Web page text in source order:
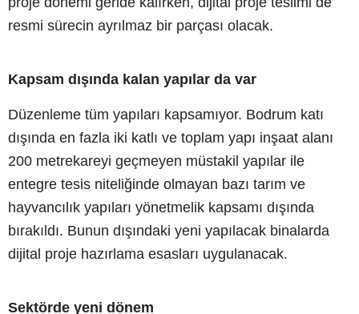
resmi sürecin ayrılmaz bir parçası olacak.
Kapsam dışında kalan yapılar da var
Düzenleme tüm yapıları kapsamıyor. Bodrum katı
dışında en fazla iki katlı ve toplam yapı inşaat alanı
200 metrekareyi geçmeyen müstakil yapılar ile
entegre tesis niteliğinde olmayan bazı tarım ve
hayvancılık yapıları yönetmelik kapsamı dışında
bırakıldı. Bunun dışındaki yeni yapılacak binalarda
dijital proje hazırlama esasları uygulanacak.
Sektörde yeni dönem